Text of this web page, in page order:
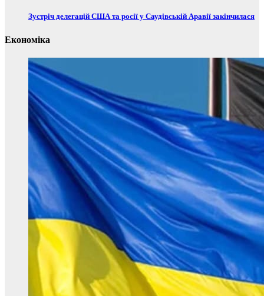
Зустріч делегацій США та росії у Саудівській Аравії закінчилася
Економіка